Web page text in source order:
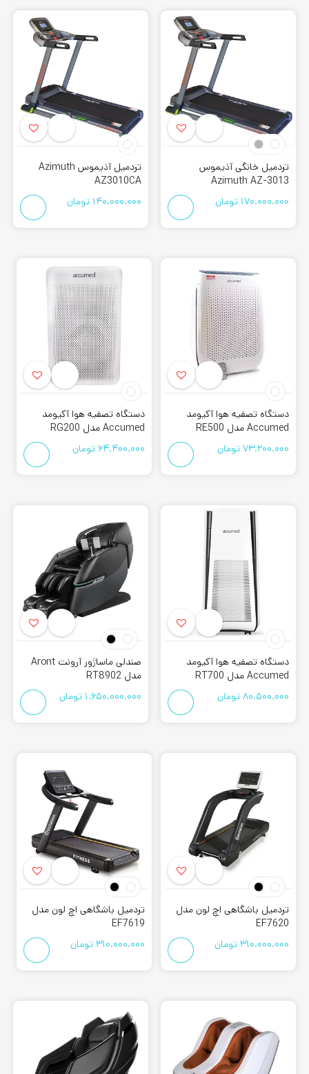
تردمیل خانگی آذیموس
Azimuth AZ-3013
170.000.000 تومان
تردمیل آذیموس Azimuth
AZ3010CA
140.000.000 تومان
دستگاه تصفیه هوا آکیومد
Accumed مدل RE500
73.200.000 تومان
دستگاه تصفیه هوا آکیومد
Accumed مدل RG200
64.400.000 تومان
دستگاه تصفیه هوا آکیومد
Accumed مدل RT700
80.500.000 تومان
صندلی ماساژور آرونت Aront
مدل RT8902
1.650.000.000 تومان
تردمیل باشگاهی اچ لون مدل
EF7620
310.000.000 تومان
تردمیل باشگاهی اچ لون مدل
EF7619
310.000.000 تومان